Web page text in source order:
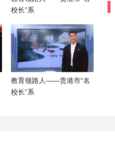
校长”系
教育领路人——贵港市“名
校长”系